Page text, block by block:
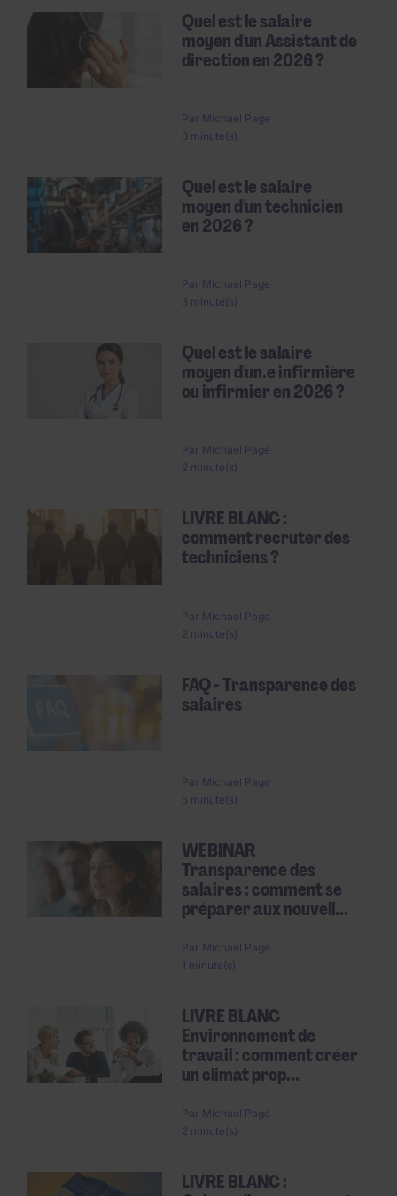
Quel est le salaire
moyen d'un Assistant de
direction en 2026 ?
Par Michael Page
3 minute(s)
Quel est le salaire
moyen d'un technicien
en 2026 ?
Par Michael Page
3 minute(s)
Quel est le salaire
moyen d'un.e infirmière
ou infirmier en 2026 ?
Par Michael Page
2 minute(s)
LIVRE BLANC :
comment recruter des
techniciens ?
Par Michael Page
2 minute(s)
FAQ - Transparence des
salaires
Par Michael Page
5 minute(s)
WEBINAR
Transparence des
salaires : comment se
préparer aux nouvell...
Par Michael Page
1 minute(s)
LIVRE BLANC
Environnement de
travail : comment créer
un climat prop...
Par Michael Page
2 minute(s)
LIVRE BLANC :